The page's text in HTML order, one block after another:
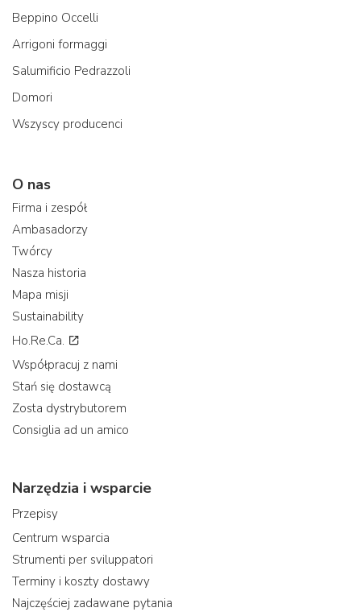
Beppino Occelli
Arrigoni formaggi
Salumificio Pedrazzoli
Domori
Wszyscy producenci
O nas
Firma i zespół
Ambasadorzy
Twórcy
Nasza historia
Mapa misji
Sustainability
Ho.Re.Ca.
Współpracuj z nami
Stań się dostawcą
Zosta dystrybutorem
Consiglia ad un amico
Narzędzia i wsparcie
Przepisy
Centrum wsparcia
Strumenti per sviluppatori
Terminy i koszty dostawy
Najczęściej zadawane pytania